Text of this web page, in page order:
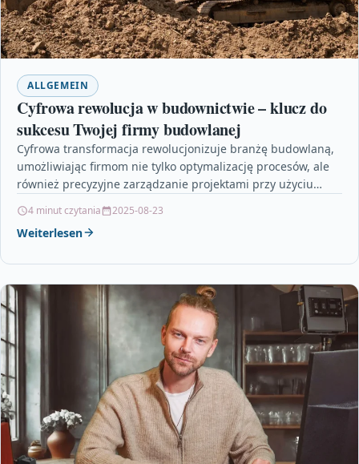
ALLGEMEIN
Cyfrowa rewolucja w budownictwie – klucz do
sukcesu Twojej firmy budowlanej
Cyfrowa transformacja rewolucjonizuje branżę budowlaną,
umożliwiając firmom nie tylko optymalizację procesów, ale
również precyzyjne zarządzanie projektami przy użyciu
technologii…
4 minut czytania 2025-08-23
Weiterlesen